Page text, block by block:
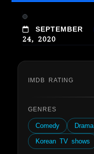
SEPTEMBER
24, 2020
IMDB RATING
GENRES
Comedy Drama
Korean TV shows